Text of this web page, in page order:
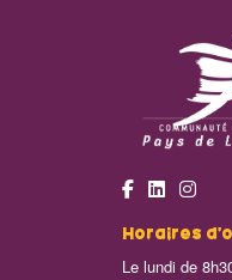
Horaires
Le lundi de